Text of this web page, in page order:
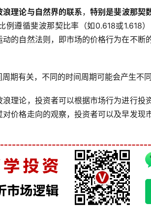
浪理论与自然界的联系，特别是斐波那契
例遵循斐波那契比率（如0.618或1.618
的自然法则，即市场的价格行为在不断
期有关，不同的时间周期可能会产生不
浪理论，投资者可以根据市场行为进行投
价格走向的观察，投资者可以及早发现